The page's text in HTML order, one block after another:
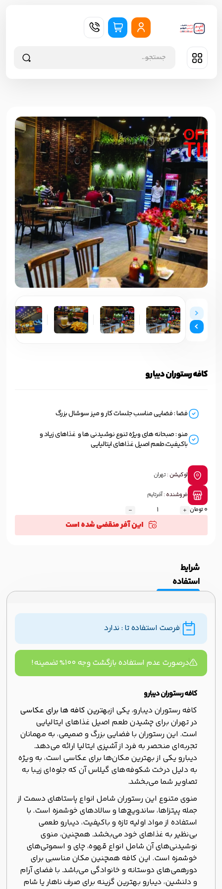
کافه رستوران دیبارو
فضا : فضایی مناسب جلسات کار و میز سوشال بزرگ
منو : صبحانه های ویژه تنوع نوشیدنی ها و غذاهای زیاد و
باکیفیت،طعم اصیل غذاهای ایتالیایی
لوکیشن :تهران
فروشنده :آفرتایم
0 تومان
این آفر منقضی شده است
شرایط
استفاده
فرصت استفاده تا : ندارد
درصورت عدم استفاده بازگشت وجه ۱۰۰% تضمینه!
کافه رستوران دیبارو
کافه رستوران دیبارو، یکی ازبهترین کافه ها برای عکاسی
در تهران برای چشیدن طعم اصیل غذاهای ایتالیایی
است. این رستوران با فضایی بزرگ و صمیمی، به مهمانان
تجربه‌ای منحصر به فرد از آشپزی ایتالیا ارائه می‌دهد.
دیبارو یکی از بهترین مکان‌ها برای عکاسی است، به ویژه
به دلیل درخت شکوفه‌های گیلاس آن که جلوه‌ای زیبا به
تصاویر شما می‌بخشد.
منوی متنوع این رستوران شامل انواع پاستاهای دسمت از
جمله پیتزاها، ساندویچ‌ها و سالادهای خوشمزه است. با
استفاده از مواد اولیه تازه و باکیفیت، دیبارو طعمی
بی‌نظیر به غذاهای خود می‌بخشد. همچنین، منوی
نوشیدنی‌های آن شامل انواع قهوه، چای و اسموتی‌های
خوشمزه است. این کافه همچنین مکان مناسبی برای
دورهمی‌های دوستانه و خانوادگی می‌باشد. با فضای آرام
و دلنشین، دیبارو بهترین گزینه برای صرف ناهار یا شام